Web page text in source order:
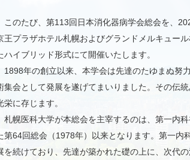
このたび、第113回日本消化器病学会総会を、
王プラザホテル札幌およびグランドメルキュー
ハイブリッド形式にて開催いたします。
1898年の創立以来、本学会は先達のたゆまぬ努
集会として発展を遂げてまいりました。その伝
栄に存じます。
札幌医科大学が本総会を主宰するのは、第一内
第64回総会（1978年）以来となります。第一内
を続けており、先達が築かれた礎の上に、次代